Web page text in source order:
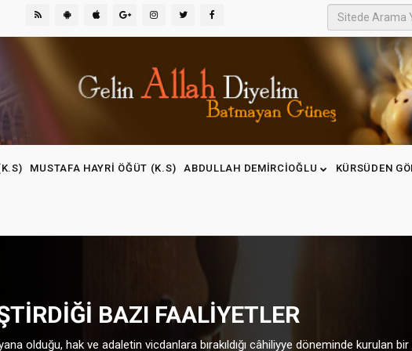
MUSTAFA HAYRI ÖĞÜT (K.S) ABDULLAH DEMIRCIOĞLU KÜRSÜDEN
BAZI FAALIYETLER
olduğu, hak ve adaletin vicdanlara bırakıldığı câhiliyye döneminde kurulan